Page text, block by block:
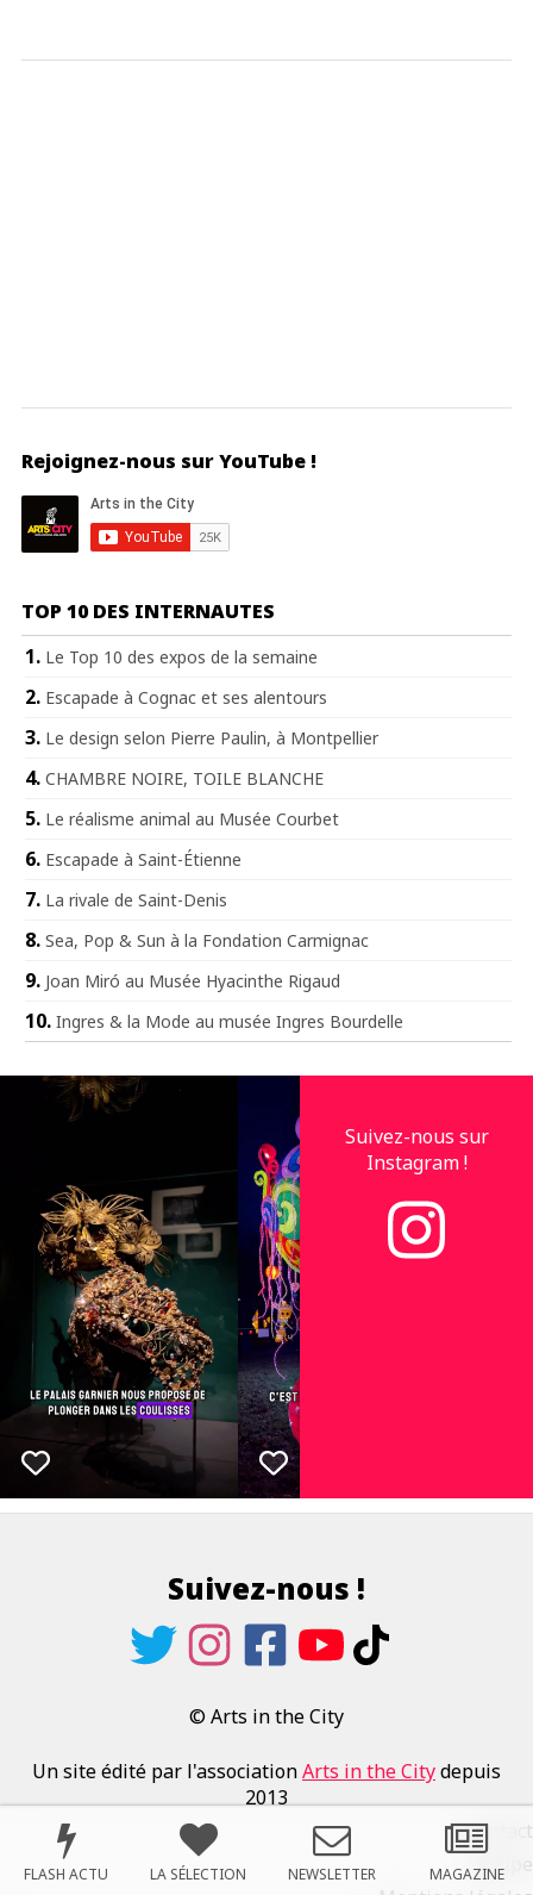
Rejoignez-nous sur YouTube !
TOP 10 DES INTERNAUTES
Le Top 10 des expos de la semaine
Escapade à Cognac et ses alentours
Le design selon Pierre Paulin, à Montpellier
CHAMBRE NOIRE, TOILE BLANCHE
Le réalisme animal au Musée Courbet
Escapade à Saint-Étienne
La rivale de Saint-Denis
Sea, Pop & Sun à la Fondation Carmignac
Joan Miró au Musée Hyacinthe Rigaud
Ingres & la Mode au musée Ingres Bourdelle
Suivez-nous sur
Instagram !
Suivez-nous !
© Arts in the City
Un site édité par l'associationArts in the Citydepuis
2013
Contact
Équipe
FLASH ACTU LA SÉLECTION NEWSLETTER MAGAZINE